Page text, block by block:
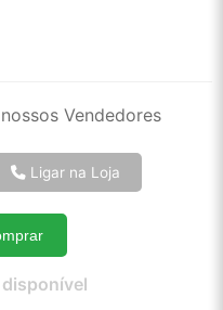
Vendedores
Ligar na Loja